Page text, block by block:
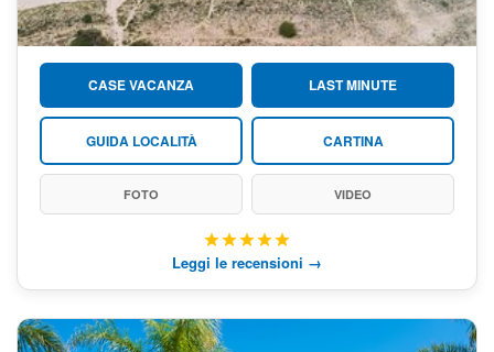
CASE VACANZA LAST MINUTE
GUIDA LOCALITÀ CARTINA
FOTO VIDEO
Leggi le recensioni →